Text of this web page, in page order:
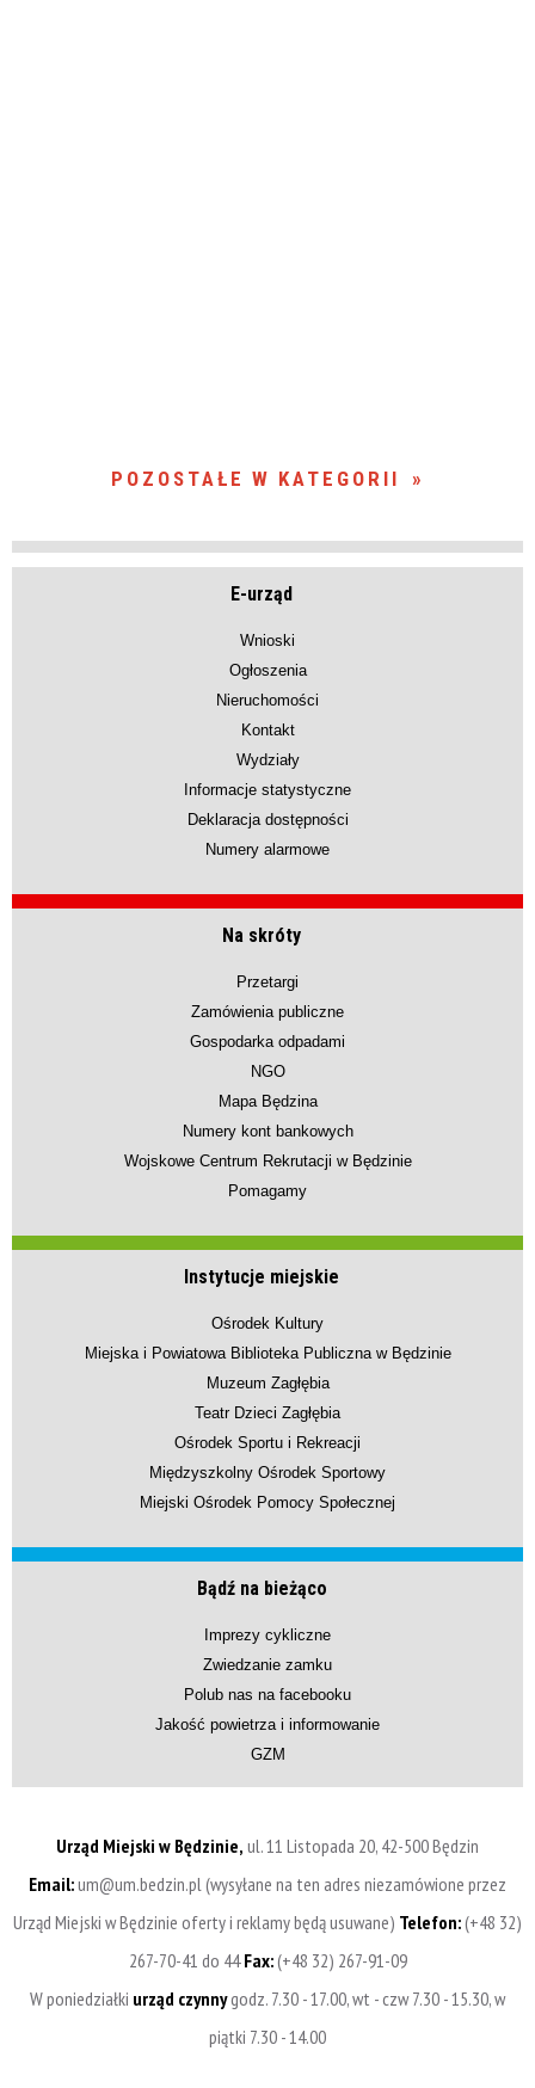
POZOSTAŁE W KATEGORII
E-urząd
Wnioski
Ogłoszenia
Nieruchomości
Kontakt
Wydziały
Informacje statystyczne
Deklaracja dostępności
Numery alarmowe
Na skróty
Przetargi
Zamówienia publiczne
Gospodarka odpadami
NGO
Mapa Będzina
Numery kont bankowych
Wojskowe Centrum Rekrutacji w Będzinie
Pomagamy
Instytucje miejskie
Ośrodek Kultury
Miejska i Powiatowa Biblioteka Publiczna w Będzinie
Muzeum Zagłębia
Teatr Dzieci Zagłębia
Ośrodek Sportu i Rekreacji
Międzyszkolny Ośrodek Sportowy
Miejski Ośrodek Pomocy Społecznej
Bądź na bieżąco
Imprezy cykliczne
Zwiedzanie zamku
Polub nas na facebooku
Jakość powietrza i informowanie
GZM
Urząd Miejski w Będzinie, ul. 11 Listopada 20, 42-500 Będzin
Email:um@um.bedzin.pl (wysyłane na ten adres niezamówione przez
Urząd Miejski w Będzinie oferty i reklamy będą usuwane) Telefon:(+48 32)
267-70-41 do 44Fax:(+48 32) 267-91-09
W poniedziałki urząd czynnygodz. 7.30 - 17.00, wt - czw 7.30 - 15.30, w
piątki 7.30 - 14.00